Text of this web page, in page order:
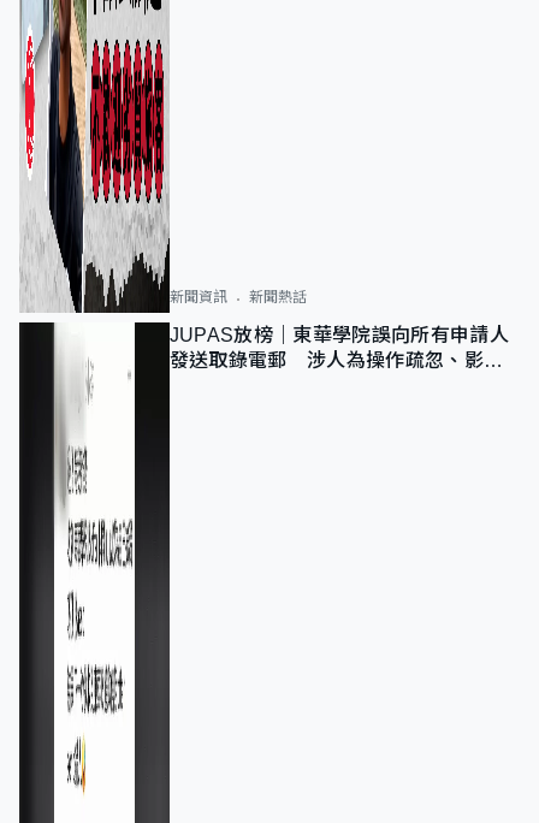
新聞資訊 新聞熱話
JUPAS放榜｜東華學院誤向所有申請人
發送取錄電郵 涉人為操作疏忽、影響